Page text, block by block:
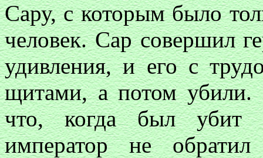
Сару, с которым было
человек. Сар совершил
удивления, и его с
щитами, а потом убили.
что, когда был убит
император не